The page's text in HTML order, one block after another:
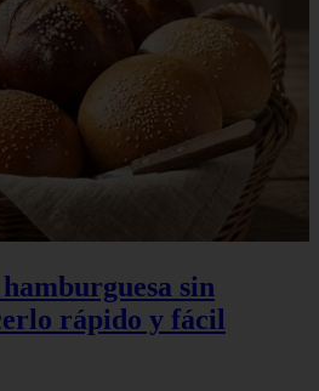
sin
rápido y fácil